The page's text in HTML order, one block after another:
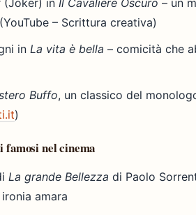
(Joker) inIl Cavaliere Oscuro – un
– Scrittura creativa)
inLa vita è bella – comicità che
Buffo, un classico del
)
famosi nel cinema
La grande Bellezza di Paolo
amara